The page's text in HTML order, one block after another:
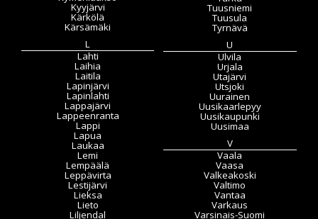
Kyyjärvi
Kärkölä
Kärsämäki
L
Lahti
Laihia
Laitila
Lapinjärvi
Lapinlahti
Lappajärvi
Lappeenranta
Lappi
Lapua
Laukaa
Lemi
Lempäälä
Leppävirta
Lestijärvi
Lieksa
Lieto
Liljendal
Tuusniemi
Tuusula
Tyrnävä
U
Ulvila
Urjala
Utajärvi
Utsjoki
Uurainen
Uusikaarlepyy
Uusikaupunki
Uusimaa
V
Vaala
Vaasa
Valkeakoski
Valtimo
Vantaa
Varkaus
Varsinais-Suomi